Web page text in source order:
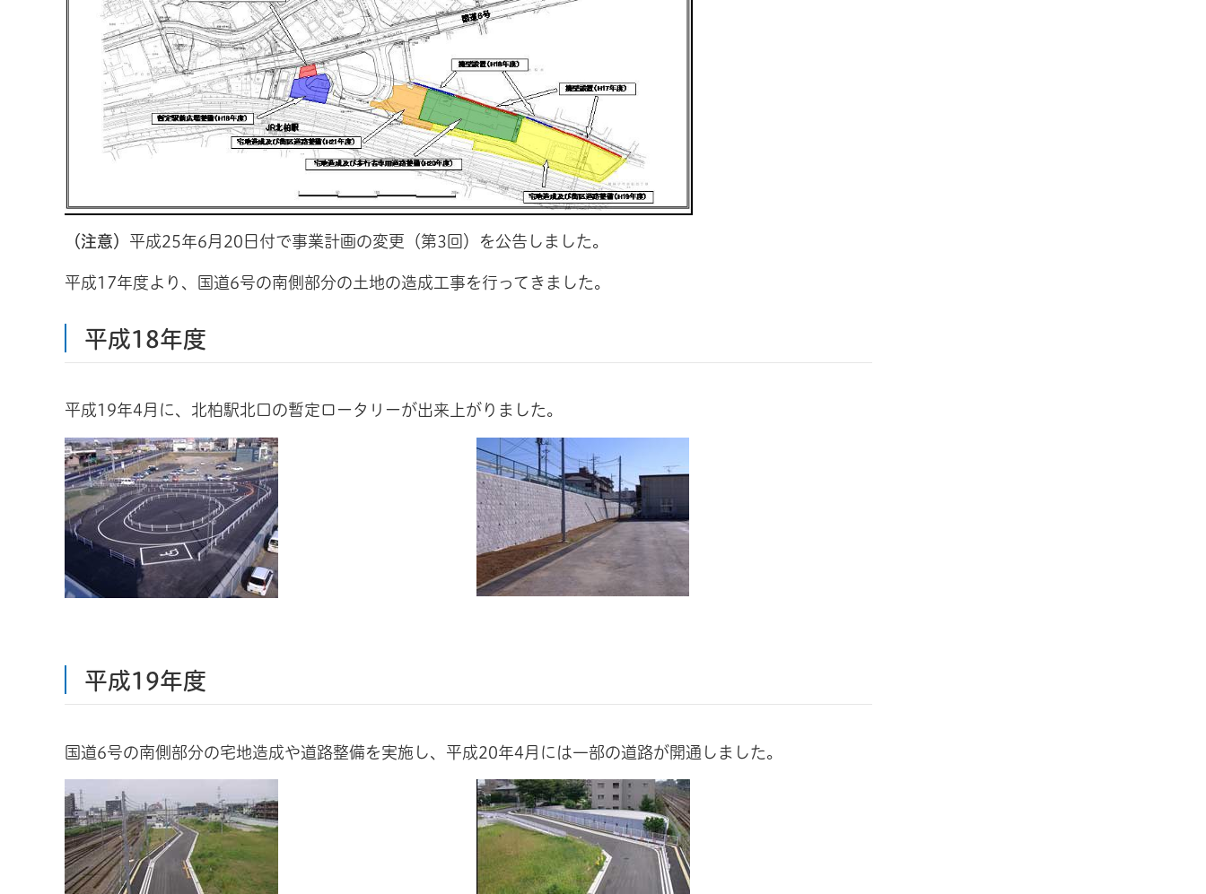
（注意） 平成25年6月20日付で事業計画の変更（第3回）を公告しました。
平成17年度より、国道6号の南側部分の土地の造成工事を行ってきました。
平成18年度
平成19年4月に、北柏駅北口の暫定ロータリーが出来上がりました。
平成19年度
国道6号の南側部分の宅地造成や道路整備を実施し、平成20年4月には一部の道路が開通しました。